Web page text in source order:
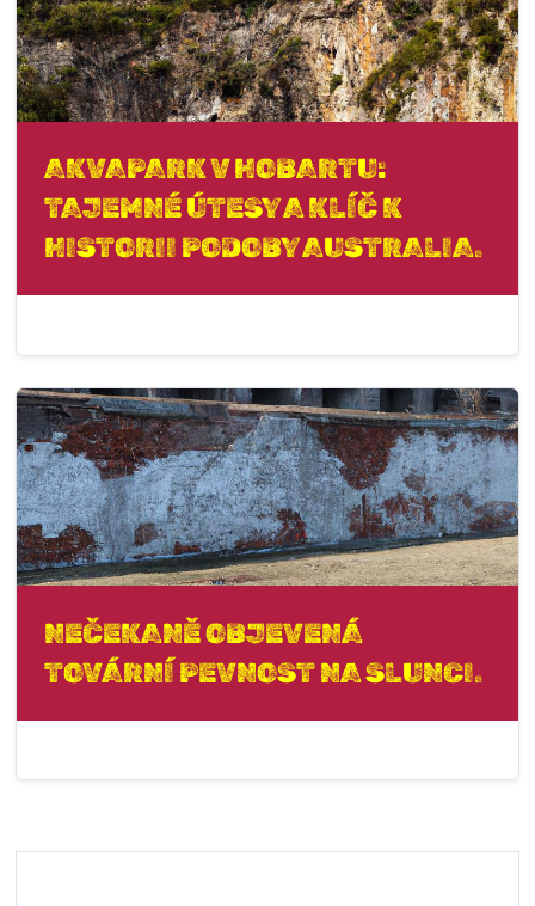
AKVAPARK V HOBARTU:
TAJEMNÉ ÚTESY A KLÍČ K
HISTORII PODOBY AUSTRALIA.
NEČEKANĚ OBJEVENÁ
TOVÁRNÍ PEVNOST NA SLUNCI.